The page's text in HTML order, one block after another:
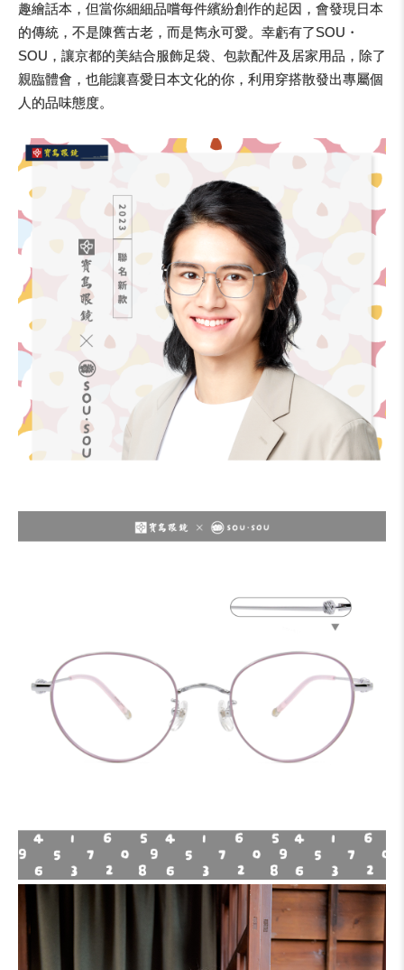
趣繪話本，但當你細細品嚐每件繽紛創作的起因，會發現日本
的傳統，不是陳舊古老，而是雋永可愛。幸虧有了SOU・
SOU，讓京都的美結合服飾足袋、包款配件及居家用品，除了
親臨體會，也能讓喜愛日本文化的你，利用穿搭散發出專屬個
人的品味態度。